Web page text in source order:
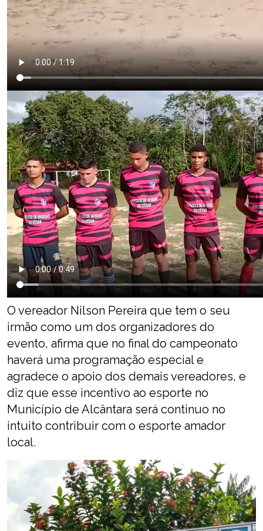
O vereador Nilson Pereira que tem o seu
irmão como um dos organizadores do
evento, afirma que no final do campeonato
haverá uma programação especial e
agradece o apoio dos demais vereadores, e
diz que esse incentivo ao esporte no
Município de Alcântara será continuo no
intuito contribuir com o esporte amador
local.